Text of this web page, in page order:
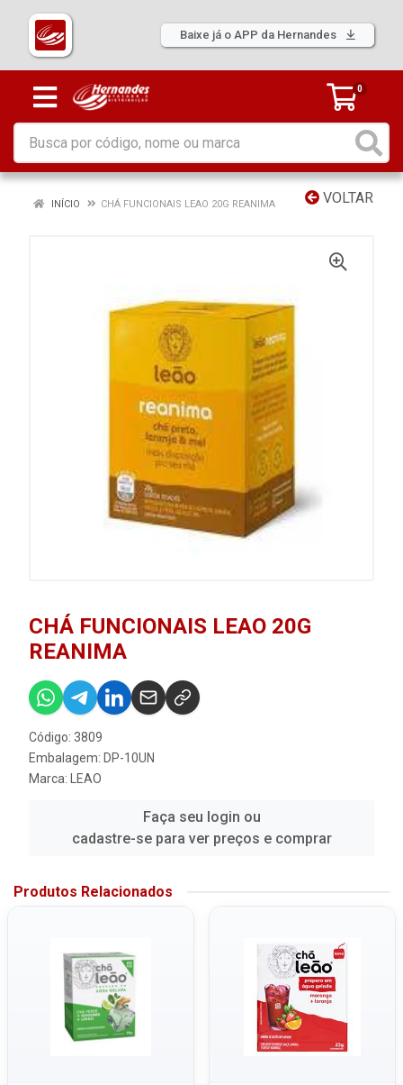
Baixe já o APP da Hernandes
0
VOLTAR
INÍCIO CHÁ FUNCIONAIS LEAO 20G REANIMA
CHÁ FUNCIONAIS LEAO 20G
REANIMA
Código: 3809
Embalagem: DP-10UN
Marca:
LEAO
Faça seu login ou
cadastre-se para ver preços e comprar
Produtos Relacionados